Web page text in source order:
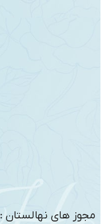
مجوز های نهالستان :